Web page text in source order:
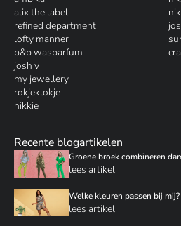
alix the label
refined department
lofty manner
b&b wasparfum
josh v
my jewellery
rokjeklokje
nikkie
Recente blogartikelen
Groene broek combineren
lees artikel
Welke kleuren passen bij
lees artikel